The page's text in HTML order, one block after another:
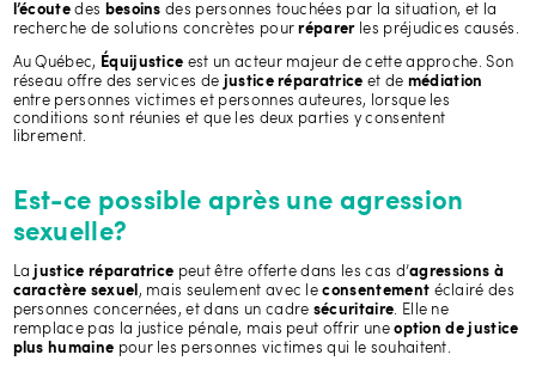
l’écoutedes besoinsdes personnes touchées par la situation, et la
recherche de solutions concrètes pourréparerles préjudices causés.
Au Québec, Équijustice est un acteur majeur de cette approche. Son
réseau offre des services de justice réparatrice et de médiation
entre personnes victimes et personnes auteures, lorsque les
conditions sont réunies et que les deux parties y consentent
librement.
Est-ce possible après une agression
sexuelle?
La justice réparatrice peut être offerte dans les cas d’agressions à
caractère sexuel , mais seulement avec leconsentement éclairé des
personnes concernées, et dans un cadre sécuritaire. Elle ne
remplace pas la justice pénale, mais peut offrir uneoption de justice
plus humaine pour les personnes victimes qui le souhaitent.